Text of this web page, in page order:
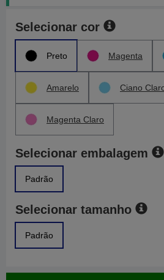
Selecionar cor
Preto Magenta
Amarelo Ciano
Magenta Claro
Selecionar embalagem
Padrão
Selecionar tamanho
Padrão